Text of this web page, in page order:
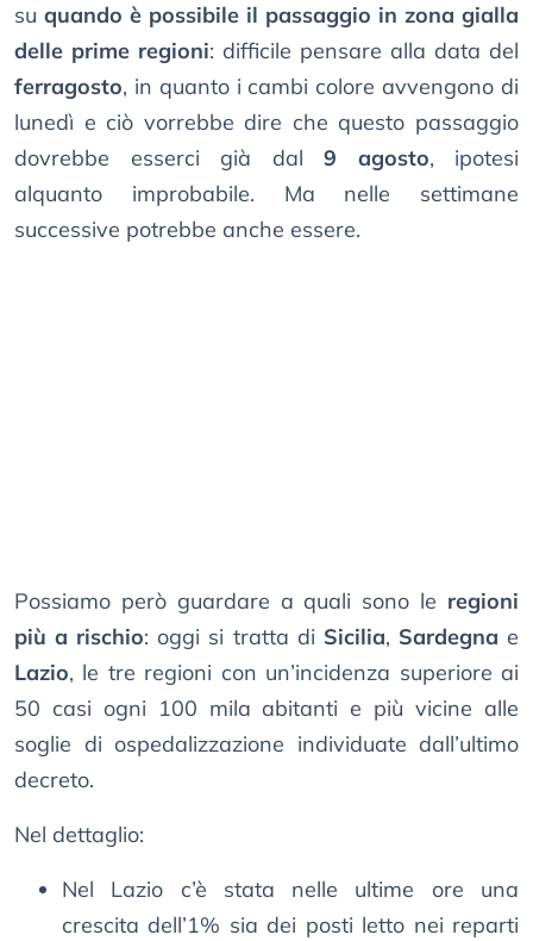
su quando è possibile il passaggio in zona gialla
delle prime regioni: difficile pensare alla data del
ferragosto, in quanto i cambi colore avvengono di
lunedì e ciò vorrebbe dire che questo passaggio
dovrebbe esserci già dal 9 agosto, ipotesi
alquanto improbabile. Ma nelle settimane
successive potrebbe anche essere.
Possiamo però guardare a quali sono le regioni
più a rischio: oggi si tratta di Sicilia, Sardegna e
Lazio, le tre regioni con un’incidenza superiore ai
50 casi ogni 100 mila abitanti e più vicine alle
soglie di ospedalizzazione individuate dall’ultimo
decreto.
Nel dettaglio:
Nel Lazio c’è stata nelle ultime ore una
crescita dell’1% sia dei posti letto nei reparti